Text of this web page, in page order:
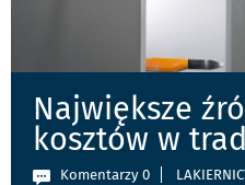
Największe
kosztów w
Komentarzy 0